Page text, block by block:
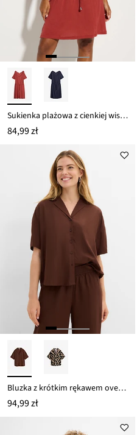
Sukienka plażowa z cienkiej wiskozy
84,99 zł
Bluzka z krótkim rękawem oversize, z miękkiej mieszanki wiskozy
94,99 zł